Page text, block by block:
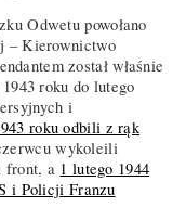
Odwetu powołano
– Kierownictwo
został właśnie
roku do lutego
i
roku odbili z rąk
wykoleili
front, a 1 lutego 1944
i Policji Franzu